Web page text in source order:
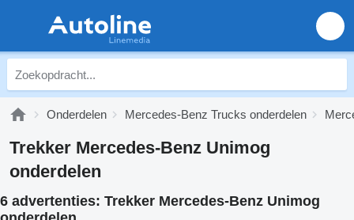
Onderdelen Mercedes-Benz Trucks onderdelen
Trekker Mercedes-Benz Unimog
onderdelen
6 advertenties: Trekker Mercedes-Benz Unimog